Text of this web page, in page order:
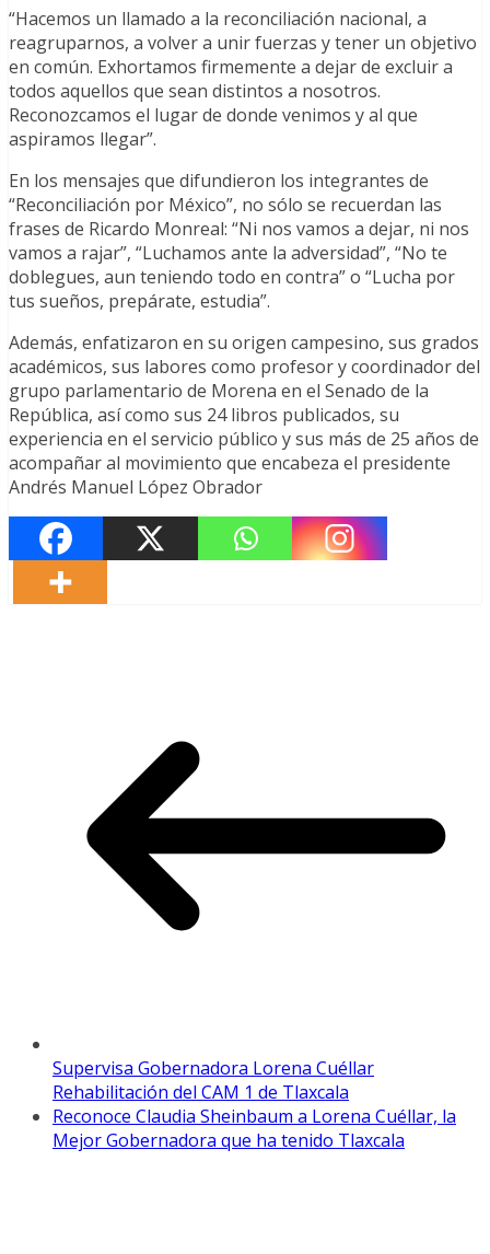
“Hacemos un llamado a la reconciliación nacional, a
reagruparnos, a volver a unir fuerzas y tener un objetivo
en común. Exhortamos firmemente a dejar de excluir a
todos aquellos que sean distintos a nosotros.
Reconozcamos el lugar de donde venimos y al que
aspiramos llegar”.
En los mensajes que difundieron los integrantes de
“Reconciliación por México”, no sólo se recuerdan las
frases de Ricardo Monreal: “Ni nos vamos a dejar, ni nos
vamos a rajar”, “Luchamos ante la adversidad”, “No te
doblegues, aun teniendo todo en contra” o “Lucha por
tus sueños, prepárate, estudia”.
Además, enfatizaron en su origen campesino, sus grados
académicos, sus labores como profesor y coordinador del
grupo parlamentario de Morena en el Senado de la
República, así como sus 24 libros publicados, su
experiencia en el servicio público y sus más de 25 años de
acompañar al movimiento que encabeza el presidente
Andrés Manuel López Obrador
Supervisa Gobernadora Lorena Cuéllar
Rehabilitación del CAM 1 de Tlaxcala
Reconoce Claudia Sheinbaum a Lorena Cuéllar, la
Mejor Gobernadora que ha tenido Tlaxcala